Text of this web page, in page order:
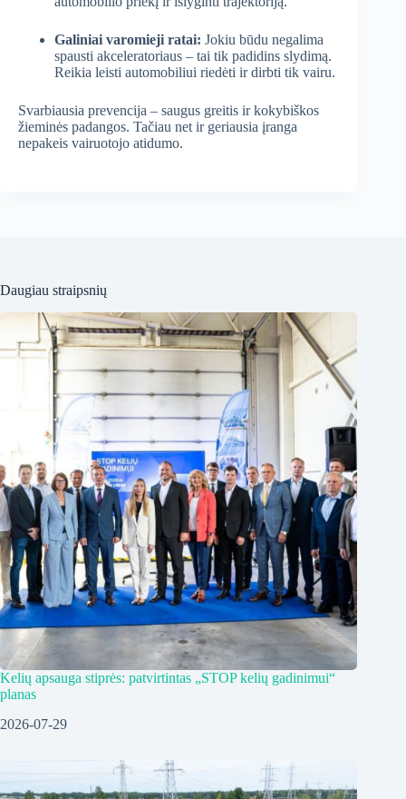
Galiniai varomieji ratai: Jokiu būdu negalima
spausti akceleratoriaus – tai tik padidins slydimą.
Reikia leisti automobiliui riedėti ir dirbti tik vairu.
Svarbiausia prevencija – saugus greitis ir kokybiškos
žieminės padangos. Tačiau net ir geriausia įranga
nepakeis vairuotojo atidumo.
Daugiau straipsnių
Kelių apsauga stiprės: patvirtintas „STOP kelių gadinimui“
planas
2026-07-29